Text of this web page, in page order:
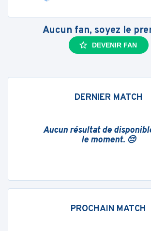
Aucun fan, soyez le
DEVENIR FAN
DERNIER MATCH
Aucun résultat de
le moment. 😔
PROCHAIN MATCH